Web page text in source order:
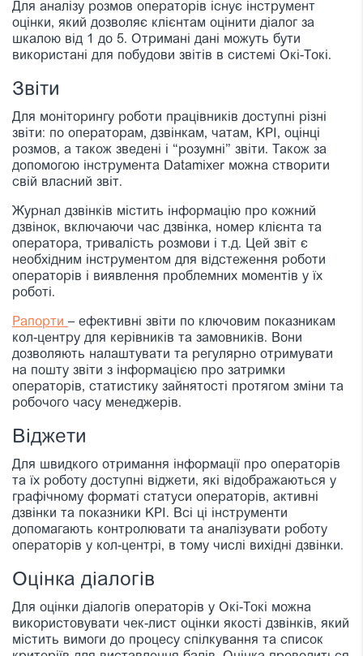
Для аналізу розмов операторів існує інструмент
оцінки, який дозволяє клієнтам оцінити діалог за
шкалою від 1 до 5. Отримані дані можуть бути
використані для побудови звітів в системі Окі-Токі.
Звіти
Для моніторингу роботи працівників доступні різні
звіти: по операторам, дзвінкам, чатам, KPI, оцінці
розмов, а також зведені і “розумні” звіти. Також за
допомогою інструмента Datamixer можна створити
свій власний звіт.
Журнал дзвінків містить інформацію про кожний
дзвінок, включаючи час дзвінка, номер клієнта та
оператора, тривалість розмови і т.д. Цей звіт є
необхідним інструментом для відстеження роботи
операторів і виявлення проблемних моментів у їх
роботі.
Рапорти – ефективні звіти по ключовим показникам
кол-центру для керівників та замовників. Вони
дозволяють налаштувати та регулярно отримувати
на пошту звіти з інформацією про затримки
операторів, статистику зайнятості протягом зміни та
робочого часу менеджерів.
Віджети
Для швидкого отримання інформації про операторів
та їх роботу доступні віджети, які відображаються у
графічному форматі статуси операторів, активні
дзвінки та показники KPI. Всі ці інструменти
допомагають контролювати та аналізувати роботу
операторів у кол-центрі, в тому числі вихідні дзвінки.
Оцінка діалогів
Для оцінки діалогів операторів у Окі-Токі можна
використовувати чек-лист оцінки якості дзвінків, який
містить вимоги до процесу спілкування та список